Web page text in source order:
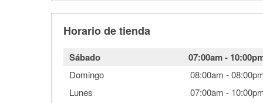
Horario de tienda
Sábado 07:00am-
Domingo 08:00am -
Lunes
07:00am -